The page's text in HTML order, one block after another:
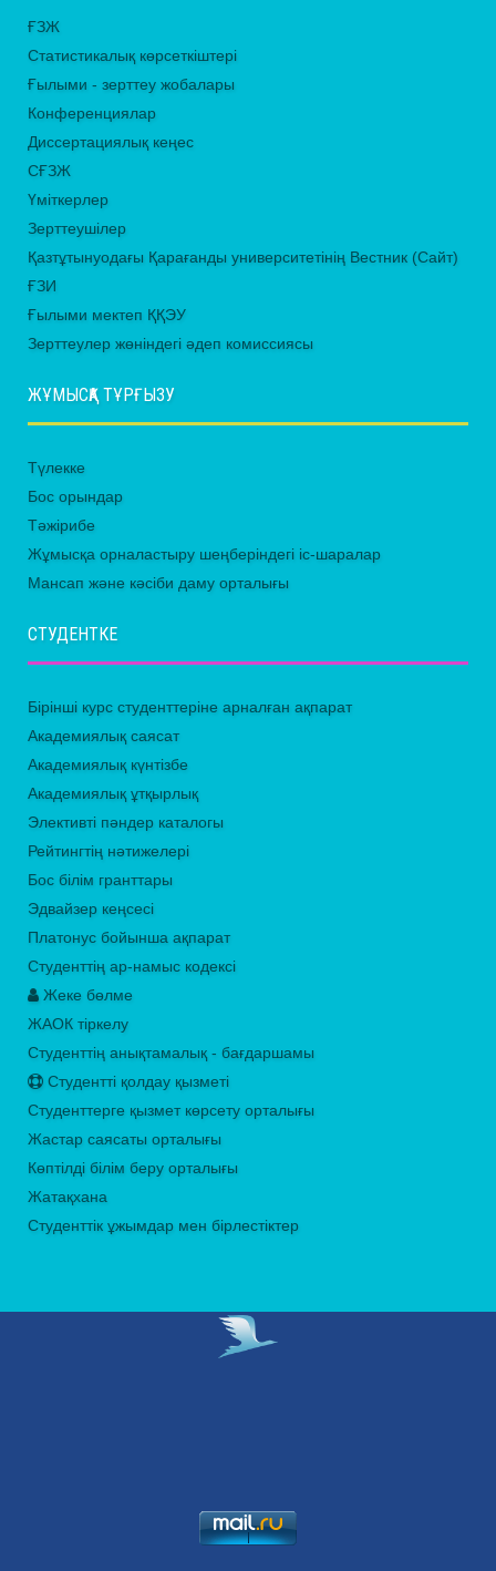
ҒЗЖ
Статистикалық көрсеткіштері
Ғылыми - зерттеу жобалары
Конференциялар
Диссертациялық кеңес
СҒЗЖ
Үміткерлер
Зерттеушілер
Қазтұтынуодағы Қарағанды университетінің Вестник (Сайт)
ҒЗИ
Ғылыми мектеп ҚҚЭУ
Зерттеулер жөніндегі әдеп комиссиясы
ЖҰМЫСҚА ТҰРҒЫЗУ
Түлекке
Бос орындар
Тәжірибе
Жұмысқа орналастыру шеңберіндегі іс-шаралар
Мансап және кәсіби даму орталығы
СТУДЕНТКЕ
Бірінші курс студенттеріне арналған ақпарат
Академиялық саясат
Академиялық күнтізбе
Академиялық ұтқырлық
Элективті пәндер каталогы
Рейтингтің нәтижелері
Бос білім гранттары
Эдвайзер кеңсесі
Платонус бойынша ақпарат
Студенттің ар-намыс кодексі
Жеке бөлме
ЖАОК тіркелу
Студенттің анықтамалық - бағдаршамы
Студентті қолдау қызметі
Студенттерге қызмет көрсету орталығы
Жастар саясаты орталығы
Көптілді білім беру орталығы
Жатақхана
Студенттік ұжымдар мен бірлестіктер